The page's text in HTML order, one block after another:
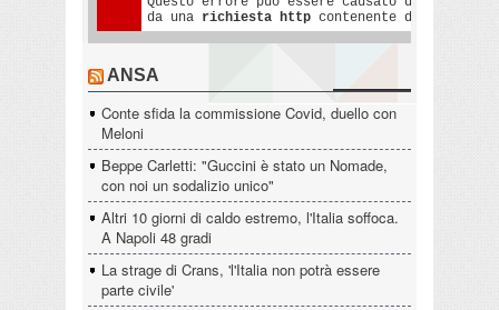
ANSA
Conte sfida la commissione Covid, duello con
Meloni
Beppe Carletti: "Guccini è stato un Nomade,
con noi un sodalizio unico"
Altri 10 giorni di caldo estremo, l'Italia soffoca.
A Napoli 48 gradi
La strage di Crans, 'l'Italia non potrà essere
parte civile'